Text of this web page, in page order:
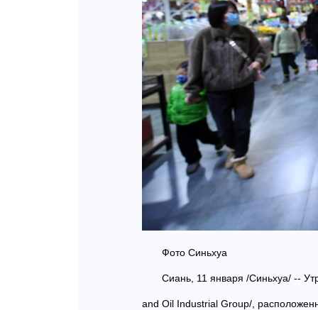
Фото Синьхуа
Сиань, 11 января /Синьхуа/ --
and Oil Industrial Group/,